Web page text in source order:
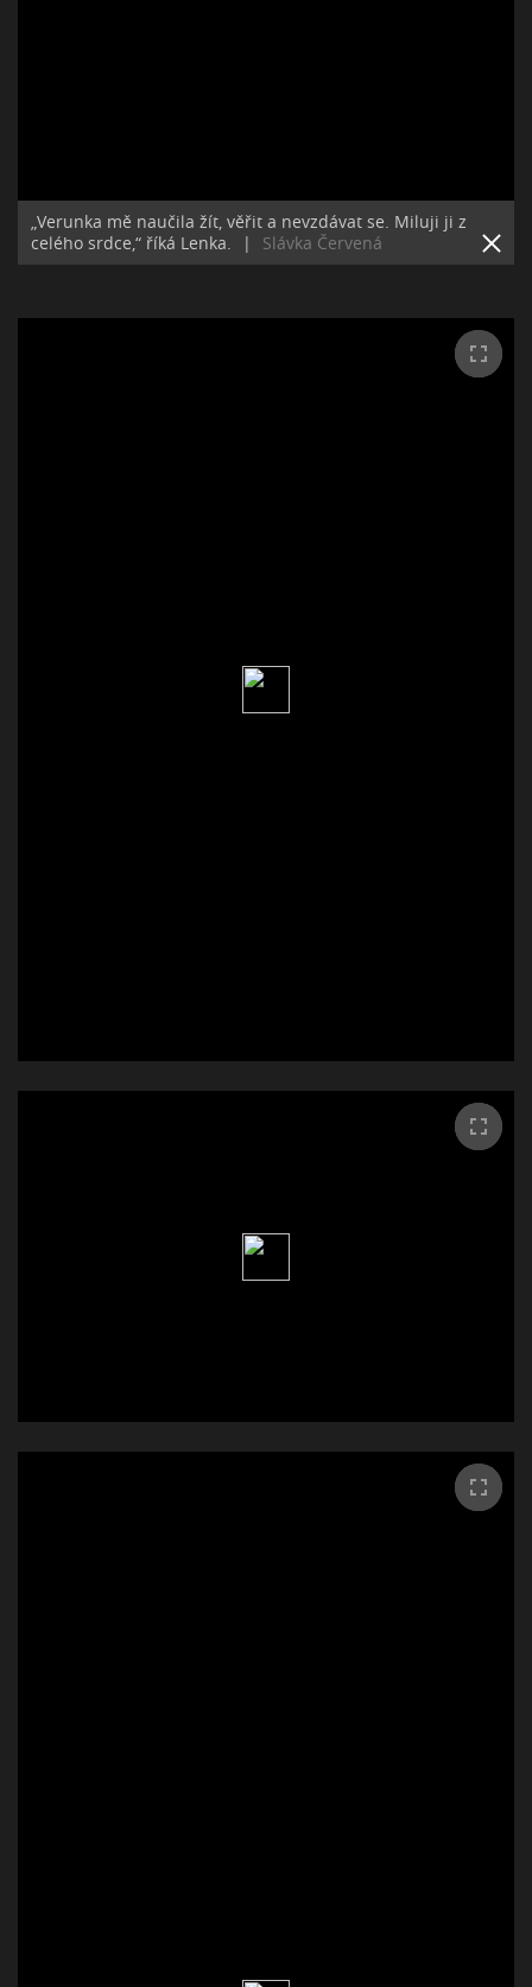
„Verunka mě naučila žít, věřit a nevzdávat se. Miluji ji z
celého srdce,“ říká Lenka.
| Slávka Červená